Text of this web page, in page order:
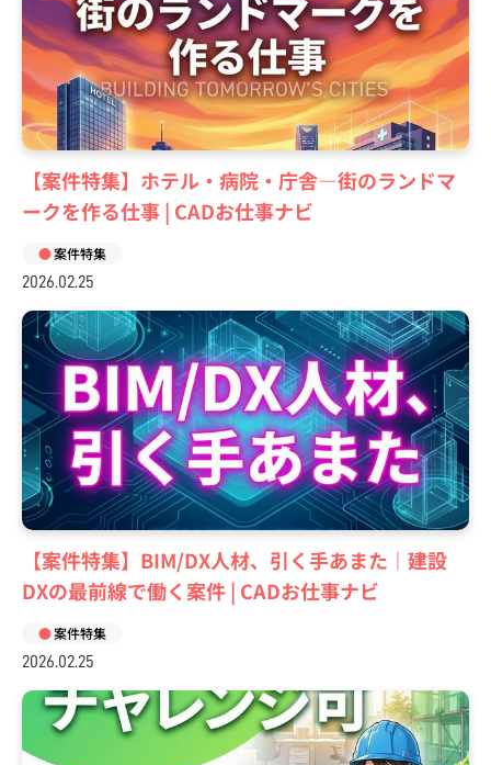
【案件特集】ホテル・病院・庁舎―街のランドマ
ークを作る仕事 | CADお仕事ナビ
案件特集
2026.02.25
【案件特集】BIM/DX人材、引く手あまた｜建設
DXの最前線で働く案件 | CADお仕事ナビ
案件特集
2026.02.25